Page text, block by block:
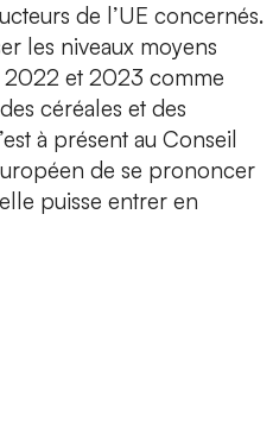
de l’UE concernés.
les niveaux moyens
2022 et 2023 comme
céréales et des
à présent au Conseil
de se prononcer
puisse entrer en